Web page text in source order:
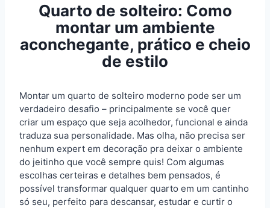
Quarto de solteiro: Como
montar um ambiente
aconchegante, prático e cheio
de estilo
Montar um quarto de solteiro moderno pode ser um
verdadeiro desafio – principalmente se você quer
criar um espaço que seja acolhedor, funcional e ainda
traduza sua personalidade. Mas olha, não precisa ser
nenhum expert em decoração pra deixar o ambiente
do jeitinho que você sempre quis! Com algumas
escolhas certeiras e detalhes bem pensados, é
possível transformar qualquer quarto em um cantinho
só seu, perfeito para descansar, estudar e curtir o